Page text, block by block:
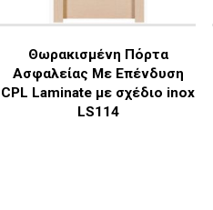
Θωρακισμένη Πόρτα
Ασφαλείας Με Επένδυση
CPL Laminate με σχέδιο inox
LS114